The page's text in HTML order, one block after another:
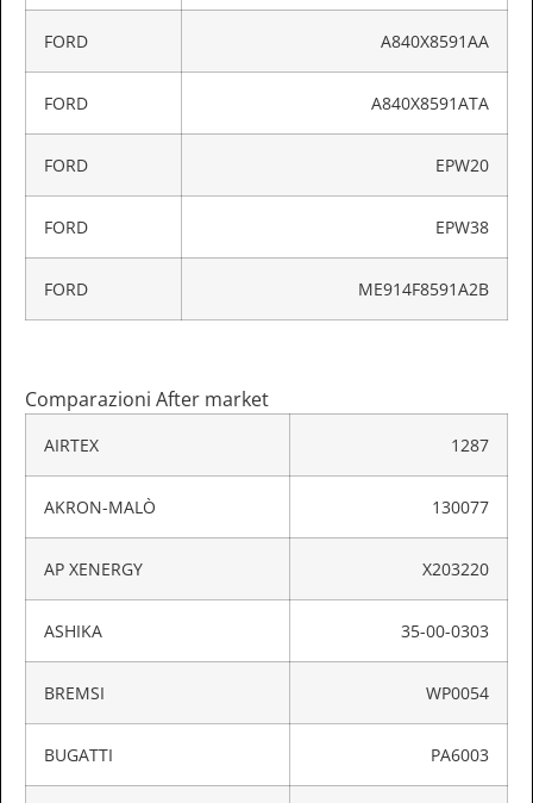
FORD A840X8591AA
FORD A840X8591ATA
FORD EPW20
FORD EPW38
FORD ME914F8591A2B
Comparazioni After market
AIRTEX 1287
AKRON-MALÒ 130077
AP XENERGY X203220
ASHIKA 35-00-0303
BREMSI WP0054
BUGATTI PA6003